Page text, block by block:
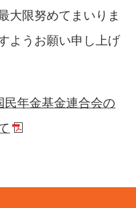
大限努めてまいりま
ようお願い申し上げ
民年金基金連合会の